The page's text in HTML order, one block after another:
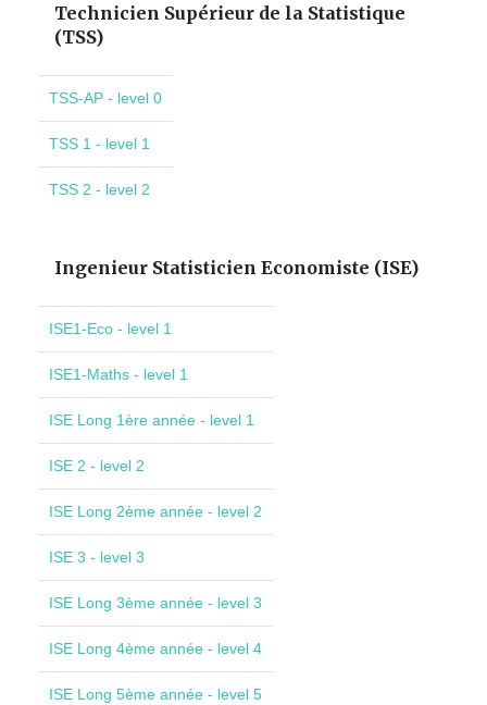
Technicien Supérieur de la Statistique
(TSS)
TSS-AP - level 0
TSS 1 - level 1
TSS 2 - level 2
Ingenieur Statisticien Economiste (ISE)
ISE1-Eco - level 1
ISE1-Maths - level 1
ISE Long 1ère année - level 1
ISE 2 - level 2
ISE Long 2ème année - level 2
ISE 3 - level 3
ISE Long 3ème année - level 3
ISE Long 4ème année - level 4
ISE Long 5ème année - level 5